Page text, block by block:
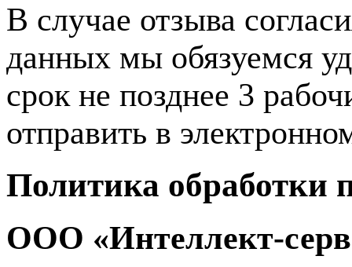
В случае отзыва
данных мы обязуемся
срок не позднее 3
отправить в
Политика обработки
ООО «Интеллект-